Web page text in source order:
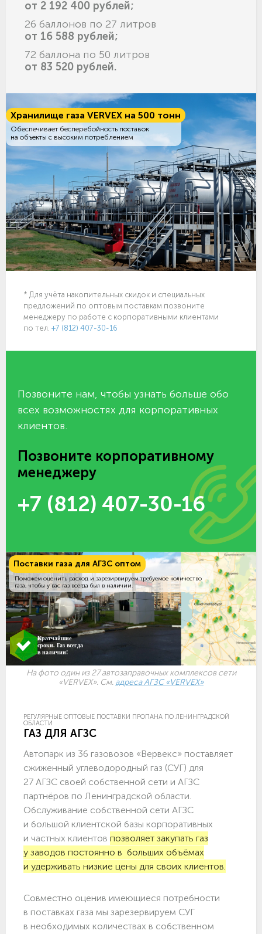
от 2 192 400 рублей;
26 баллонов по 27 литров
от 16 588 рублей;
72 баллона по 50 литров
от 83 520 рублей.
Хранилище газа VERVEX на 500 тонн
Обеспечивает бесперебойность поставок
на объекты с высоким потреблением
* Для учёта накопительных скидок и специальных
предложений по оптовым поставкам позвоните
менеджеру по работе с корпоративными клиентами
по тел. +7 (812) 407-30-16
Позвоните нам, чтобы узнать больше обо
всех возможностях для корпоративных
клиентов.
Позвоните корпоративному
менеджеру
+7 (812) 407-30-16
Поставки газа для АГЗС оптом
Поможем оценить расход и зарезирвируем требуемое количество
газа, чтобы у вас газ всегда был в наличии.
Кратчайшие
сроки. Газ всегда
в наличии!
На фото один из 27 автозаправочных комплексов сети
«VERVEX». См. адреса АГЗС «VERVEX»
РЕГУЛЯРНЫЕ ОПТОВЫЕ ПОСТАВКИ ПРОПАНА ПО ЛЕНИНГРАДСКОЙ
ОБЛАСТИ
ГАЗ ДЛЯ АГЗС
Автопарк из 36 газовозов «Вервекс» поставляет
сжиженный углеводородный газ (СУГ) для
27 АГЗС своей собственной сети и АГЗС
партнёров по Ленинградской области.
Обслуживание собственной сети АГЗС
и большой клиентской базы корпоративных
и частных клиентов позволяет закупать газ
у заводов постоянно в больших объёмах
и удерживать низкие цены для своих клиентов.
Совместно оценив имеющиеся потребности
в поставках газа мы зарезервируем СУГ
в необходимых количествах в собственном